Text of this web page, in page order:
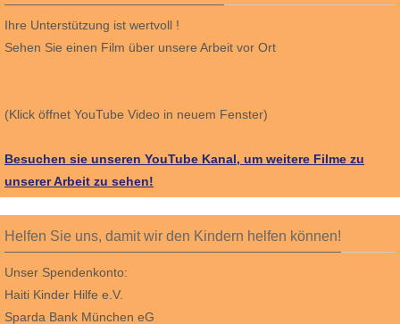
Ihre Unterstützung ist wertvoll !
Sehen Sie einen Film über unsere Arbeit vor Ort
(Klick öffnet YouTube Video in neuem Fenster)
Besuchen sie unseren YouTube Kanal, um weitere Filme zu
unserer Arbeit zu sehen!
Helfen Sie uns, damit wir den Kindern helfen können!
Unser Spendenkonto:
Haiti Kinder Hilfe e.V.
Sparda Bank München eG